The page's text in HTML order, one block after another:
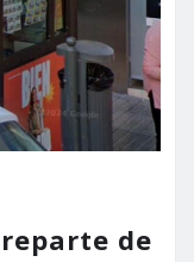
reparte de